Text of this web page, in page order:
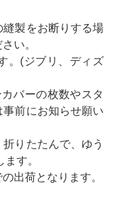
製をお断りする場
い。
。(ジブリ、ディズ
バーの枚数やスタ
前にお知らせ願い
りたたんで、ゆう
す。
出荷となります。